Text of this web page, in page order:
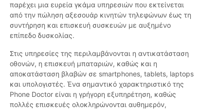
παρέχει μια ευρεία γκάμα υπηρεσιών που εκτείνεται
από την πώληση αξεσουάρ κινητών τηλεφώνων έως τη
συντήρηση και επισκευή συσκευών με αυξημένο
επίπεδο δυσκολίας.
Στις υπηρεσίες της περιλαμβάνονται η αντικατάσταση
οθονών, η επισκευή μπαταριών, καθώς και η
αποκατάσταση βλαβών σε smartphones, tablets, laptops
και υπολογιστές. Ένα σημαντικό χαρακτηριστικό της
Phone Doctor είναι η γρήγορη εξυπηρέτηση, καθώς
πολλές επισκευές ολοκληρώνονται αυθημερόν,